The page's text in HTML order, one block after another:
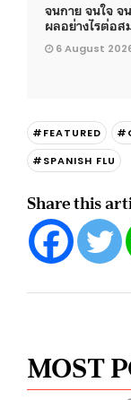
จนกาย จนใจ จ
ผลอย่างไรต่อส
6 August
#FEATURED
#SPANISH FLU
Share this
MOST